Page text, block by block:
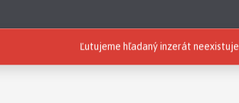
Ľutujeme hľadaný inzerát neexistuje